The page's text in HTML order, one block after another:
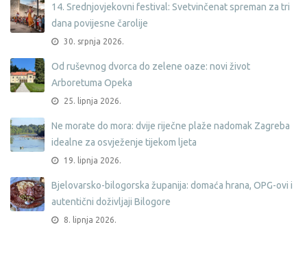
14. Srednjovjekovni festival: Svetvinčenat spreman za tri
dana povijesne čarolije
30. srpnja 2026.
Od ruševnog dvorca do zelene oaze: novi život
Arboretuma Opeka
25. lipnja 2026.
Ne morate do mora: dvije riječne plaže nadomak Zagreba
idealne za osvježenje tijekom ljeta
19. lipnja 2026.
Bjelovarsko-bilogorska županija: domaća hrana, OPG-ovi i
autentični doživljaji Bilogore
8. lipnja 2026.